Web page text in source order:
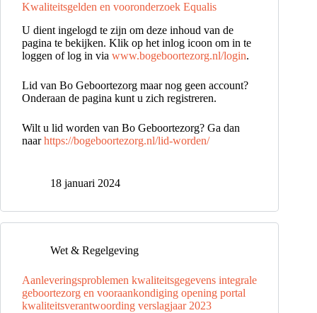
Kwaliteitsgelden en vooronderzoek Equalis
U dient ingelogd te zijn om deze inhoud van de
pagina te bekijken. Klik op het inlog icoon om in te
loggen of log in via www.bogeboortezorg.nl/login.
Lid van Bo Geboortezorg maar nog geen account?
Onderaan de pagina kunt u zich registreren.
Wilt u lid worden van Bo Geboortezorg? Ga dan
naarhttps://bogeboortezorg.nl/lid-worden/
18 januari 2024
Wet & Regelgeving
Aanleveringsproblemen kwaliteitsgegevens integrale
geboortezorg en vooraankondiging opening portal
kwaliteitsverantwoording verslagjaar 2023